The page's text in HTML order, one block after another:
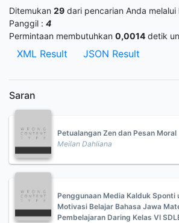
Ditemukan 29 dari pencarian Anda
Panggil : 4
Permintaan membutuhkan 0,0014 detik
XML Result JSON Result
Saran
Petualangan Zen dan Pesan Moral
Meilan Dahliana
Penggunaan Media Kalduk
Motivasi Belajar Bahasa Jawa
Pembelajaran Daring Kelas VI